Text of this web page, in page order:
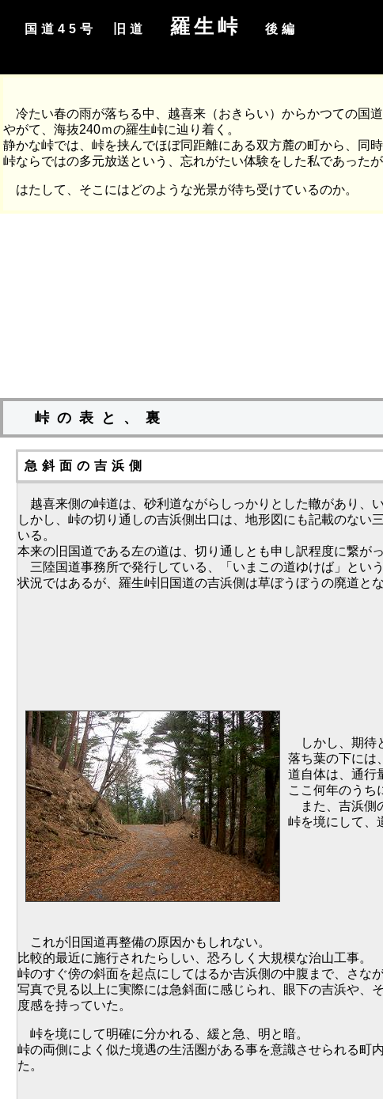
国道45号 旧道 羅生峠 後編
冷たい春の雨が落ちる中、越喜来（おきらい）からかつての国
やがて、海抜240ｍの羅生峠に辿り着く。
静かな峠では、峠を挟んでほぼ同距離にある双方麓の町から、同
峠ならではの多元放送という、忘れがたい体験をした私であった
はたして、そこにはどのような光景が待ち受けているのか。
峠の表と、裏
急斜面の吉浜側
越喜来側の峠道は、砂利道ながらしっかりとした轍があり、
しかし、峠の切り通しの吉浜側出口は、地形図にも記載のな
いる。
本来の旧国道である左の道は、切り通しとも申し訳程度に繋が
三陸国道事務所で発行している、「いまこの道ゆけば」とい
状況ではあるが、羅生峠旧国道の吉浜側は草ぼうぼうの廃道と
しかし、期待
落ち葉の下には
道自体は、通行
ここ何年のうち
また、吉浜側
峠を境にして、
これが旧国道再整備の原因かもしれない。
比較的最近に施行されたらしい、恐ろしく大規模な治山工事。
峠のすぐ傍の斜面を起点にしてはるか吉浜側の中腹まで、さな
写真で見る以上に実際には急斜面に感じられ、眼下の吉浜や、
度感を持っていた。
峠を境にして明確に分かれる、緩と急、明と暗。
峠の両側によく似た境遇の生活圏がある事を意識させられる町
た。